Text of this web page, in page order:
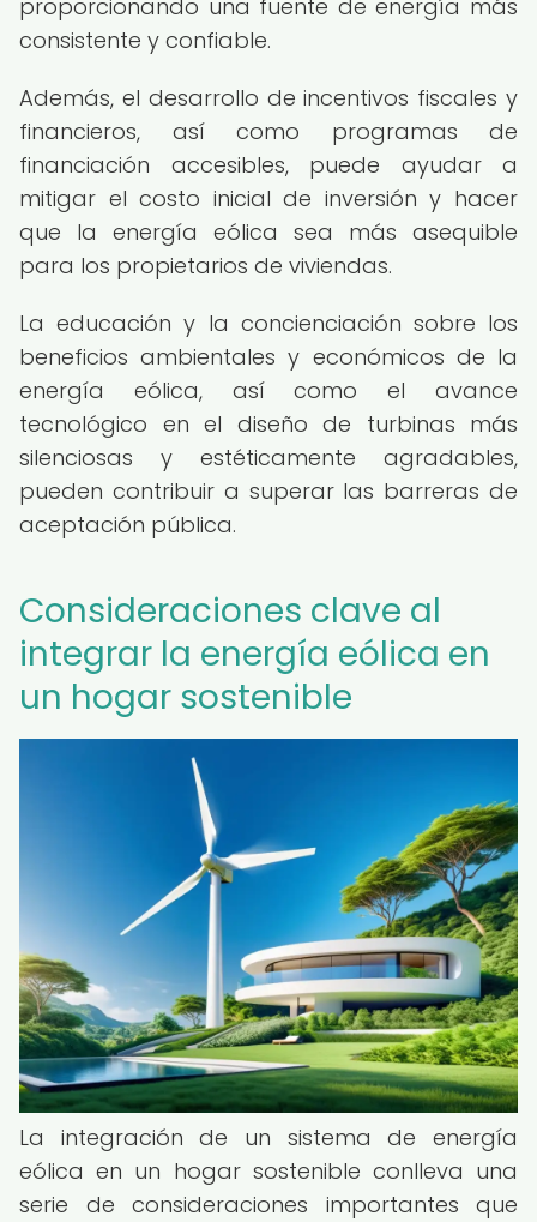
proporcionando una fuente de energía más
consistente y confiable.
Además, el desarrollo de incentivos fiscales y
financieros, así como programas de
financiación accesibles, puede ayudar a
mitigar el costo inicial de inversión y hacer
que la energía eólica sea más asequible
para los propietarios de viviendas.
La educación y la concienciación sobre los
beneficios ambientales y económicos de la
energía eólica, así como el avance
tecnológico en el diseño de turbinas más
silenciosas y estéticamente agradables,
pueden contribuir a superar las barreras de
aceptación pública.
Consideraciones clave al
integrar la energía eólica en
un hogar sostenible
La integración de un sistema de energía
eólica en un hogar sostenible conlleva una
serie de consideraciones importantes que